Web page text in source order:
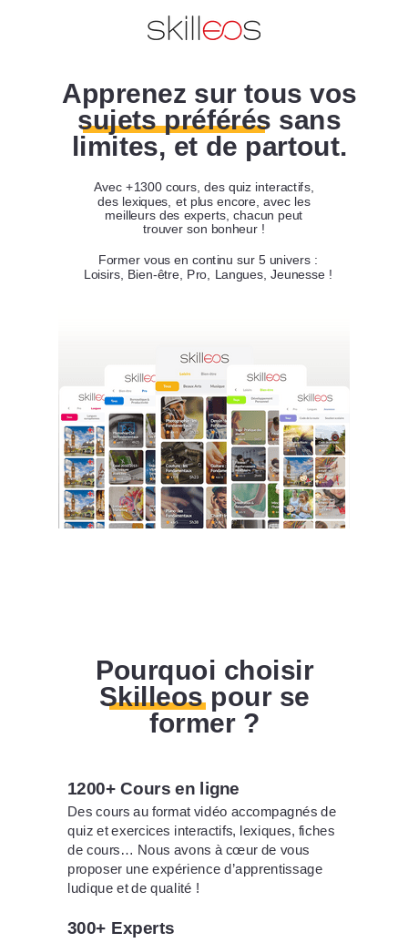
300+ Experts
Des cours au format vidéo accompagnés de
quiz et exercices interactifs, lexiques, fiches
de cours… Nous avons à cœur de vous
proposer une expérience d’apprentissage
ludique et de qualité !
1200+ Cours en ligne
Pourquoi choisir
Skilleos pour se
former ?
Apprenez sur tous vos
sujets préférés sans
limites, et de partout.
Avec+1300 cours, des quiz interactifs,
des lexiques, et plus encore, avec les
meilleurs des experts, chacun peut
trouver son bonheur !
Former vous en continu sur 5 univers:
Loisirs, Bien-être, Pro, Langues, Jeunesse !